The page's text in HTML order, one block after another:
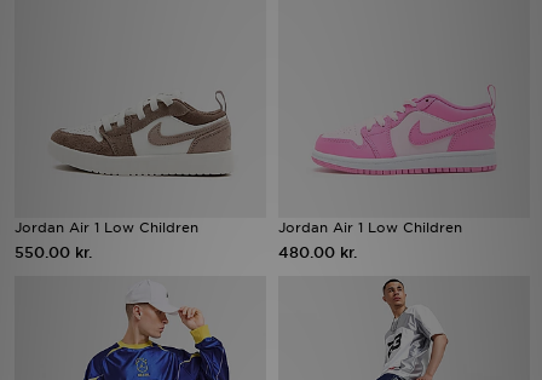
Jordan Air 1 Low Children
550.00 kr.
Jordan Air 1 Low Children
480.00 kr.
Hjælp & information